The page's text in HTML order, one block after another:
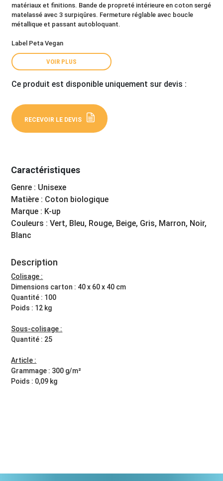
matériaux et finitions. Bande de propreté intérieure en coton sergé
matelassé avec 3 surpiqûres. Fermeture réglable avec boucle
métallique et passant autobloquant.
Label Peta Vegan
VOIR PLUS
Ce produit est disponible uniquement sur devis :
RECEVOIR LE DEVIS
Caractéristiques
Genre : Unisexe
Matière : Coton biologique
Marque : K-up
Couleurs : Vert, Bleu, Rouge, Beige, Gris, Marron, Noir,
Blanc
Description
Colisage :
Dimensions carton : 40 x 60 x 40 cm
Quantité : 100
Poids : 12 kg
Sous-colisage :
Quantité : 25
Article :
Grammage : 300 g/m²
Poids : 0,09 kg